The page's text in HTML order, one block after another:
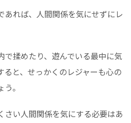
あれば、人間関係を気にせずにレ
で揉めたり、遊んでいる最中に気
ると、せっかくのレジャーも心の
。
さい人間関係を気にする必要はあ